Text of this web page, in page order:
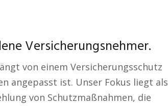
Versicherungsnehmer.
von einem Versicherungsschutz
angepasst ist. Unser Fokus liegt als
von Schutzmaßnahmen, die